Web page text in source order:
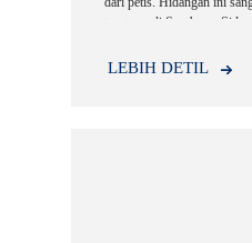
terutama di Surabaya,
seperti tahu tek, lontong
LEBIH DETIL